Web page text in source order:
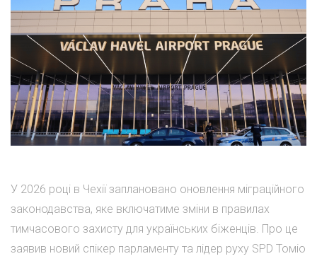
У 2026 році в Чехії заплановано оновлення міграційного
законодавства, яке включатиме зміни в правилах
тимчасового захисту для українських біженців. Про це
заявив новий спікер парламенту та лідер руху SPD Томіо